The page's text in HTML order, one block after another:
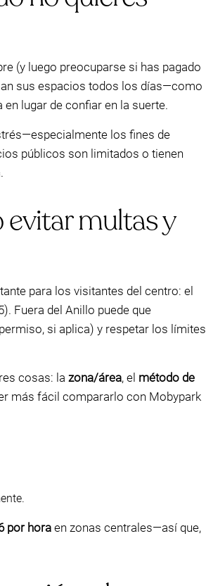
(y luego preocuparse si has pagado
sus espacios todos los días—como
lugar de confiar en la suerte.
los fines de
públicos son limitados o tienen
evitar multas y
para los visitantes del centro: el
Fuera del Anillo puede que
si aplica) y respetar los límites
cosas: la zona/área, el método de
más fácil compararlo con Mobypark
por horaen zonas centrales—así que,